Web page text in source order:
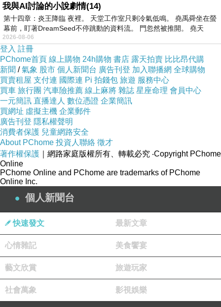
下一篇：82
旅人
2024-07-06 20:23:44
謝賞紅樓扶桑花
並回應美詩
午安安
2024-07-12 14:53:12
／喜歡詩，是因為和生命的相遇
詩不是因為想寫
影...／
小洋子是生命詩人
晚安安
我與AI討論的小說劇情(14)
第十四章：炎王降臨 夜裡。 天堂工作室只剩冷氣低鳴。 堯禹舜坐在螢
幕前，盯著DreamSeed不停跳動的資料流。 門忽然被推開。 堯天
2026-08-06
登入 註冊
PChome首頁 線上購物 24h購物 書店 露天拍賣 比比昂代購
新聞 /氣象 股市 個人新聞台 廣告刊登 加入聯播網 全球購物
買賣租屋 支付連 國際連 Pi 拍錢包 旅遊 服務中心
買車 旅行團 汽車險推薦 線上麻將 雜誌 星座命理 會員中心
一元簡訊 直播達人 數位憑證 企業簡訊
買網址 虛擬主機 企業郵件
廣告刊登 隱私權聲明
消費者保護 兒童網路安全
About PChome 投資人聯絡 徵才
著作權保護 ｜網路家庭版權所有、轉載必究 ‧Copyright PChome
Online
PChome Online and PChome are trademarks of PChome
Online Inc.
個人新聞台
快速發文 最新文章
心情雜記 美食饗宴
藝文欣賞 旅遊玩家
社會萬象 影視娛樂